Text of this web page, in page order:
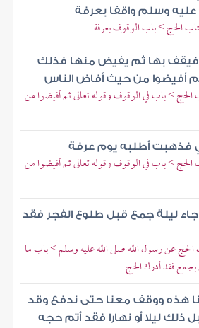
عليه وسلم واقفا بعرفة
الحج > باب الوقوف بعرفة
فيقف بها ثم يفيض منها فذلك
أفيضوا من حيث أفاض الناس
> باب في الوقوف وقوله تعالى ثم أفيضوا من
فذهبت أطلبه يوم عرفة
> باب في الوقوف وقوله تعالى ثم أفيضوا من
ليلة جمع قبل طلوع الفجر فقد
عن رسول الله صلى الله عليه وسلم > باب ما
بجمع فقد أدرك الحج
هذه ووقف معنا حتى ندفع وقد
ذلك ليلا أو نهارا فقد أتم حجه